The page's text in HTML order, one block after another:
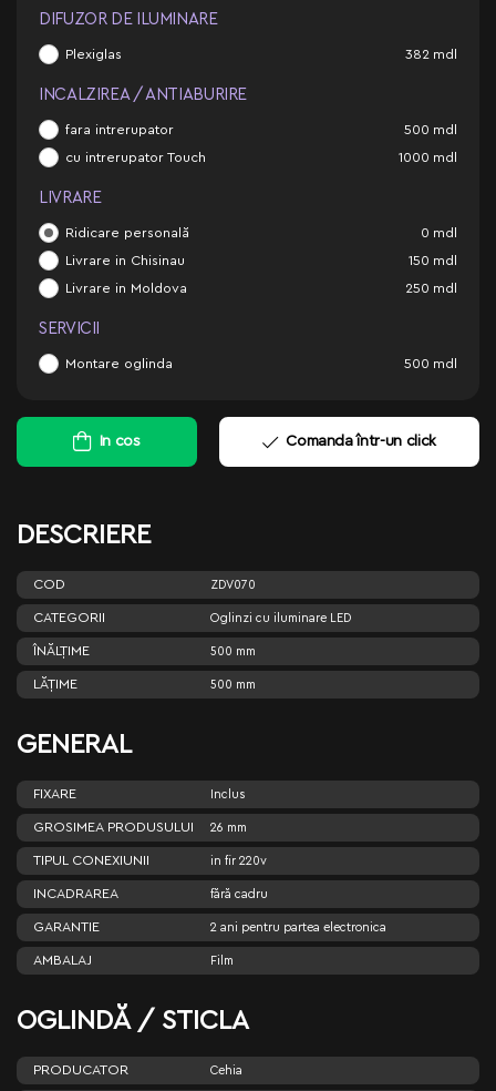
DIFUZOR DE ILUMINARE
Plexiglas 382 mdl
INCALZIREA / ANTIABURIRE
fara intrerupator 500 mdl
cu intrerupator Touch 1000 mdl
LIVRARE
Ridicare personală 0 mdl
Livrare in Chisinau 150 mdl
Livrare in Moldova 250 mdl
SERVICII
Montare oglinda 500 mdl
In cos Comanda într-un click
DESCRIERE
COD ZDV070
CATEGORII Oglinzi cu iluminare LED
ÎNĂLŢIME 500 mm
LĂŢIME 500 mm
GENERAL
FIXARE Inclus
GROSIMEA PRODUSULUI 26 mm
TIPUL CONEXIUNII in fir 220v
INCADRAREA fără cadru
GARANTIE 2 ani pentru partea electronica
AMBALAJ Film
OGLINDĂ / STICLA
PRODUCATOR Cehia